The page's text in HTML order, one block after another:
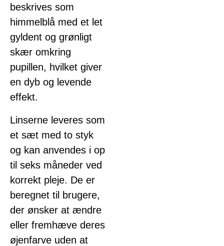
beskrives som
himmelblå med et let
gyldent og grønligt
skær omkring
pupillen, hvilket giver
en dyb og levende
effekt.
Linserne leveres som
et sæt med to styk
og kan anvendes i op
til seks måneder ved
korrekt pleje. De er
beregnet til brugere,
der ønsker at ændre
eller fremhæve deres
øjenfarve uden at